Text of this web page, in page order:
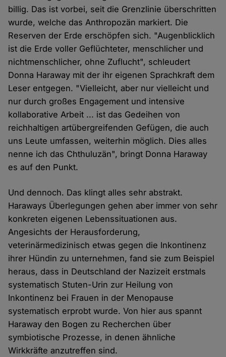
billig. Das ist vorbei, seit die Grenzlinie überschritten
wurde, welche das Anthropozän markiert. Die
Reserven der Erde erschöpfen sich. "Augenblicklich
ist die Erde voller Geflüchteter, menschlicher und
nichtmenschlicher, ohne Zuflucht", schleudert
Donna Haraway mit der ihr eigenen Sprachkraft dem
Leser entgegen. "Vielleicht, aber nur vielleicht und
nur durch großes Engagement und intensive
kollaborative Arbeit ... ist das Gedeihen von
reichhaltigen artübergreifenden Gefügen, die auch
uns Leute umfassen, weiterhin möglich. Dies alles
nenne ich das Chthuluzän", bringt Donna Haraway
es auf den Punkt.
Und dennoch. Das klingt alles sehr abstrakt.
Haraways Überlegungen gehen aber immer von sehr
konkreten eigenen Lebenssituationen aus.
Angesichts der Herausforderung,
veterinärmedizinisch etwas gegen die Inkontinenz
ihrer Hündin zu unternehmen, fand sie zum Beispiel
heraus, dass in Deutschland der Nazizeit erstmals
systematisch Stuten-Urin zur Heilung von
Inkontinenz bei Frauen in der Menopause
systematisch erprobt wurde. Von hier aus spannt
Haraway den Bogen zu Recherchen über
symbiotische Prozesse, in denen ähnliche
Wirkkräfte anzutreffen sind.